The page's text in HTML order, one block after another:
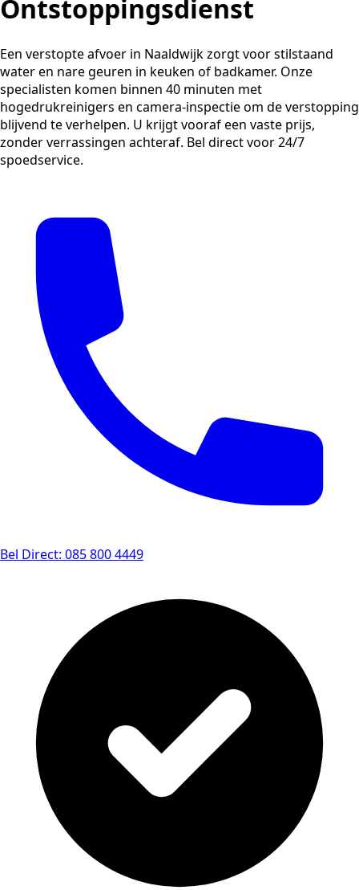
Ontstoppingsdienst
Een verstopte afvoer in Naaldwijk zorgt voor stilstaand
water en nare geuren in keuken of badkamer. Onze
specialisten komen binnen 40 minuten met
hogedrukreinigers en camera-inspectie om de verstopping
blijvend te verhelpen. U krijgt vooraf een vaste prijs,
zonder verrassingen achteraf. Bel direct voor 24/7
spoedservice.
Bel Direct: 085 800 4449